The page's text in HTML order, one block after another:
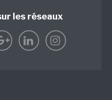
les réseaux